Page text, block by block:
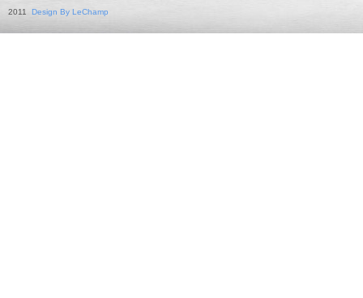
2011 Design By LeChamp